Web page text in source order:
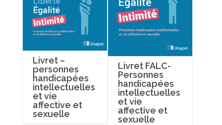
Livret –
personnes
handicapées
intellectuelles
et vie
affective et
sexuelle
Livret FALC-
Personnes
handicapées
intellectuelles
et vie
affective et
sexuelle